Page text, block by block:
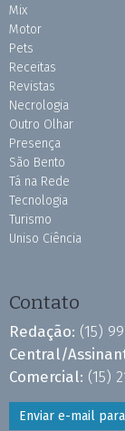
Mix
Motor
Pets
Receitas
Revistas
Necrologia
Outro Olhar
Presença
São Bento
Tá na Rede
Tecnologia
Turismo
Uniso Ciência
Contato
Redação: (15)
Central/
Comercial: (15)
Enviar e-mail